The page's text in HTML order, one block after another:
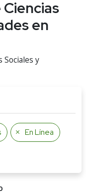
en
Sociales y
En Línea